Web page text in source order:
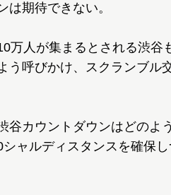
は期待できない。
万人が集まるとされる渋谷
う呼びかけ、スクランブル
カウントダウンはどのよ
ャルディスタンスを確保